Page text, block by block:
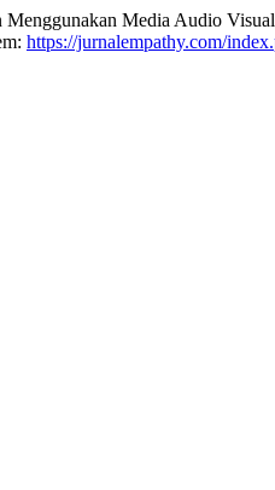
Media Audio
https://jurnalempathy.com/